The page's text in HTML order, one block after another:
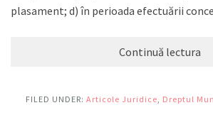
plasament; d) în perioada efectuării
Continuă lectura
FILED UNDER: Articole Juridice, Dreptul